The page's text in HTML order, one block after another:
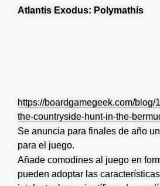
Atlantis Exodus: Polymathís
https://boardgamegeek.com/
the-countryside-hunt-in-the-
Se anuncia para finales de año
para el juego.
Añade comodines al juego en
pueden adoptar las